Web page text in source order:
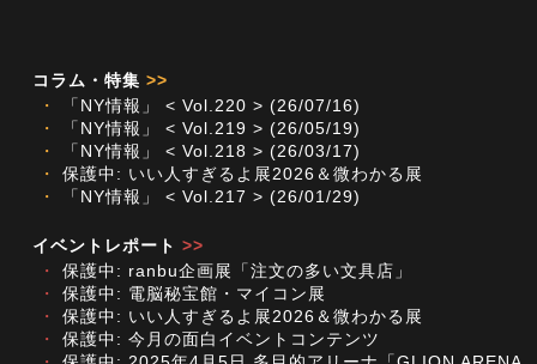
コラム・特集 >>
・
「NY情報」 < Vol.220 > (26/07/16)
・
「NY情報」 < Vol.219 > (26/05/19)
・
「NY情報」 < Vol.218 > (26/03/17)
・
保護中: いい人すぎるよ展2026＆微わかる展
・
「NY情報」 < Vol.217 > (26/01/29)
イベントレポート >>
・
保護中: ranbu企画展「注文の多い文具店」
・
保護中: 電脳秘宝館・マイコン展
・
保護中: いい人すぎるよ展2026＆微わかる展
・
保護中: 今月の面白イベントコンテンツ